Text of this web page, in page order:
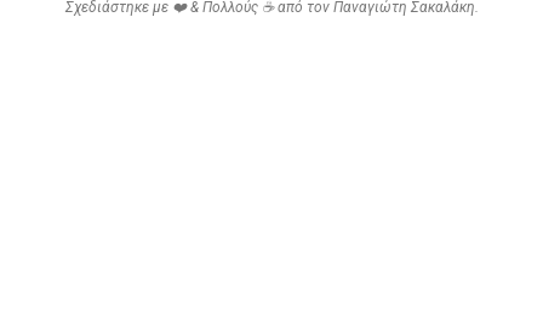
Σχεδιάστηκε με ❤️ & Πολλούς ☕ από τον Παναγιώτη Σακαλάκη.